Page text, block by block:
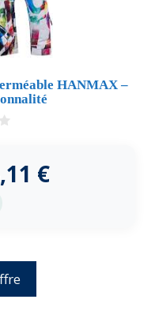
HANMAX –
€